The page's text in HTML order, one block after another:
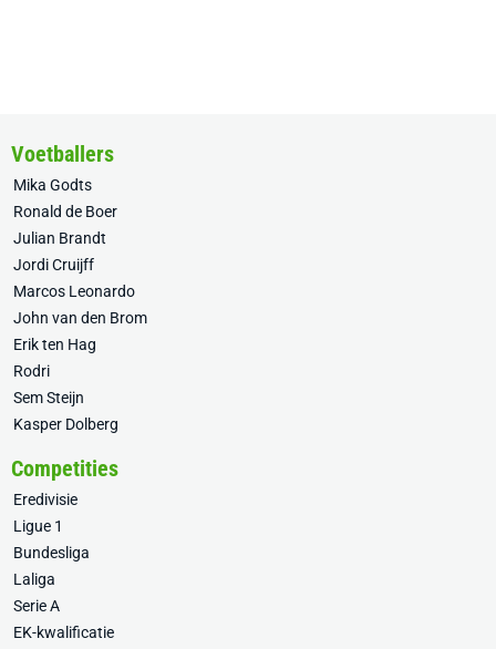
Voetballers
Mika Godts
Ronald de Boer
Julian Brandt
Jordi Cruijff
Marcos Leonardo
John van den Brom
Erik ten Hag
Rodri
Sem Steijn
Kasper Dolberg
Competities
Eredivisie
Ligue 1
Bundesliga
Laliga
Serie A
EK-kwalificatie